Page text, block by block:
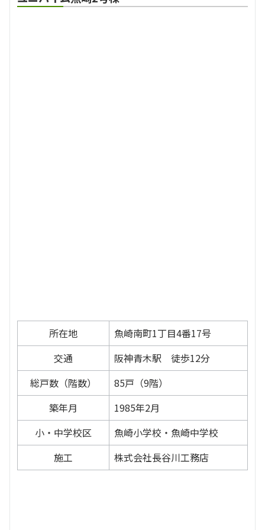
所在地
魚崎南町1丁目4番17号
交通
阪神青木駅 徒歩12分
総戸数（階数）
85戸（9階）
築年月
1985年2月
小・中学校区
魚崎小学校・魚崎中学校
施工
株式会社長谷川工務店